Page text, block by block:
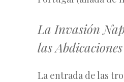
La Invasión
las
La entrada de las